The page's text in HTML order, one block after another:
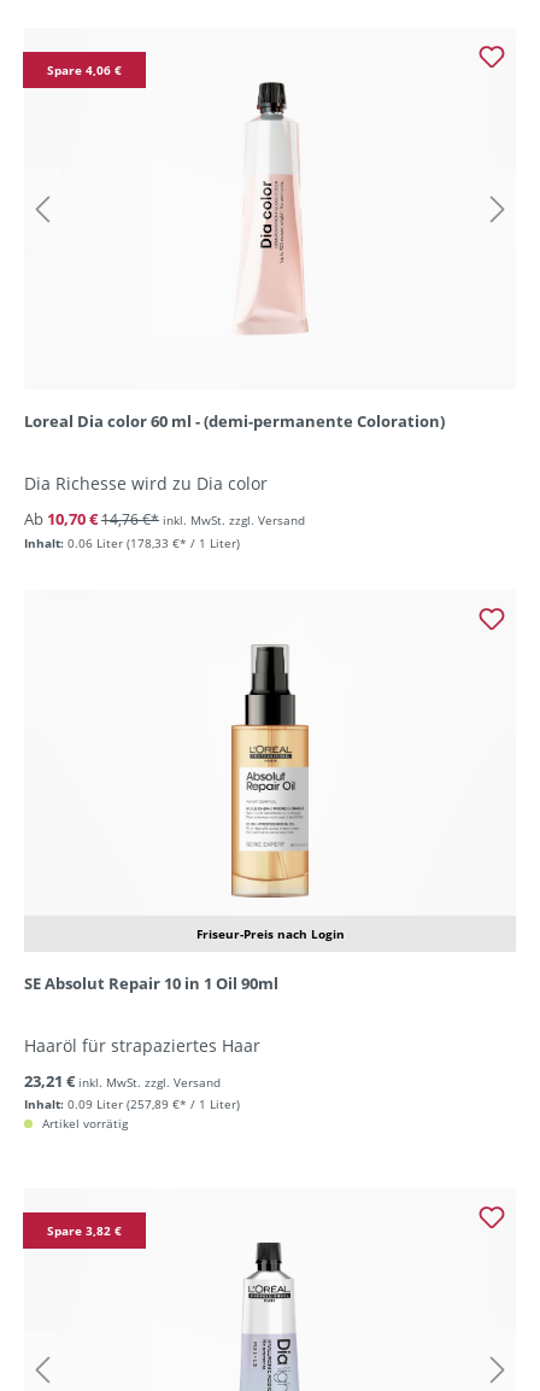
Spare 4,06 €
Loreal Dia color 60 ml - (demi-permanente Coloration)
Dia Richesse wird zu Dia color
Inhalt: 0.06 Liter (178,33 €* / 1 Liter)
Ab 10,70 €14,76 €* inkl. MwSt. zzgl. Versand
Friseur-Preis nach Login
SE Absolut Repair 10 in 1 Oil 90ml
Haaröl für strapaziertes Haar
Inhalt: 0.09 Liter (257,89 €* / 1 Liter)
23,21 € inkl. MwSt. zzgl. Versand
Artikel vorrätig
Spare 3,82 €